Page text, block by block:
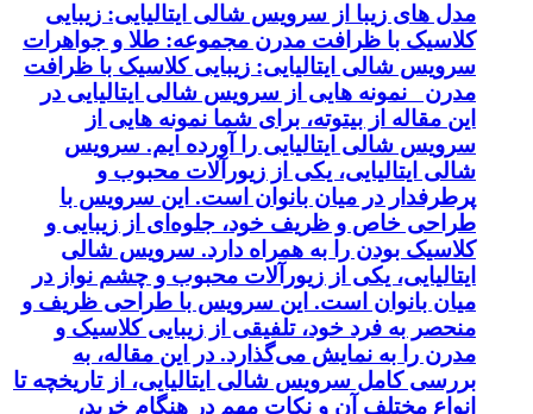
مدل های زیبا از سرویس شالی ایتالیایی: زیبایی
کلاسیک با ظرافت مدرن مجموعه: طلا و جواهرات
سرویس شالی ایتالیایی: زیبایی کلاسیک با ظرافت
مدرن نمونه هایی از سرویس شالی ایتالیایی در
این مقاله از بیتوته، برای شما نمونه هایی از
سرویس شالی ایتالیایی را آورده ایم. سرویس
شالی ایتالیایی، یکی از زیورآلات محبوب و
پرطرفدار در میان بانوان است. این سرویس با
طراحی خاص و ظریف خود، جلوه‌ای از زیبایی و
کلاسیک بودن را به همراه دارد. سرویس شالی
ایتالیایی، یکی از زیورآلات محبوب و چشم نواز در
میان بانوان است. این سرویس با طراحی ظریف و
منحصر به فرد خود، تلفیقی از زیبایی کلاسیک و
مدرن را به نمایش می‌گذارد. در این مقاله، به
بررسی کامل سرویس شالی ایتالیایی، از تاریخچه تا
انواع مختلف آن و نکات مهم در هنگام خرید،